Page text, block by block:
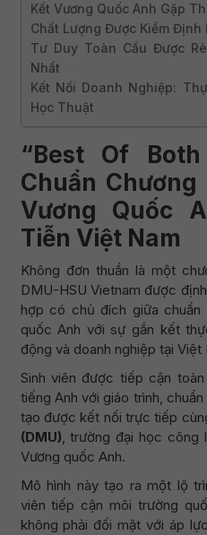
Kết Vương Quốc Anh Gặp
Chất Lượng Được Kiểm Định
Tư Duy Toàn Cầu Được
Nhất
Kết Nối Doanh Nghiệp:
Học Thuật
“Best Of
Chuẩn
Vương Quốc
Tiễn Việt Nam
Không đơn thuần là một
DMU-HSU Vietnam được
hợp có chủ đích giữa
quốc Anh với sự gắn kết
động và doanh nghiệp tại Việt
Sinh viên được tiếp cận
tiếng Anh với giáo trình,
tạo được kết nối trực tiếp
(DMU), trường đại học công
Vương quốc Anh.
Mô hình này tạo ra một lộ
viên tiếp cận môi trường
không phải đối mặt với áp